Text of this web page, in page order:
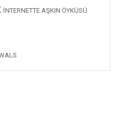
İNTERNETTE AŞKIN ÖYKÜSÜ